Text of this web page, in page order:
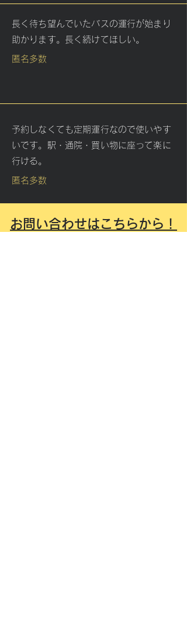
長く待ち望んでいたバスの運行が始まり
助かります。長く続けてほしい。
匿名多数
予約しなくても定期運行なので使いやす
いです。駅・通院・買い物に座って楽に
行ける。
匿名多数
お問い合わせはこちらから！